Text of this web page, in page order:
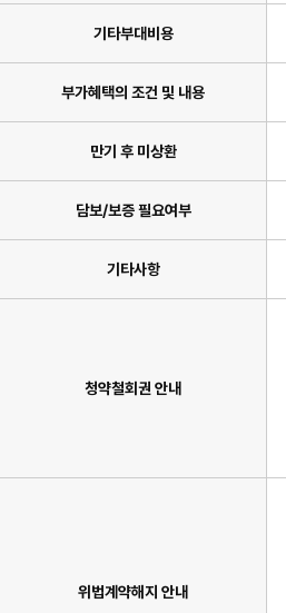
기타부대비용
부가혜택의 조건 및 내용
만기 후 미상환
담보/보증 필요여부
기타사항
청약철회권 안내
위법계약해지 안내